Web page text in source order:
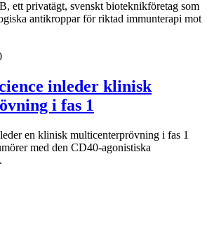
ett privatägt, svenskt bioteknikföretag som
antikroppar för riktad immunterapi mot
inleder klinisk
i fas 1
en klinisk multicenterprövning i fas 1
med den CD40-agonistiska